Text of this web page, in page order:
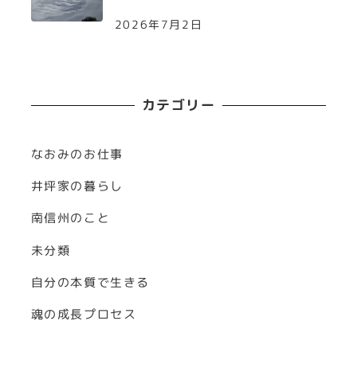
2026年7月2日
カテゴリー
なおみのお仕事
井坪家の暮らし
南信州のこと
未分類
自分の本質で生きる
魂の成長プロセス